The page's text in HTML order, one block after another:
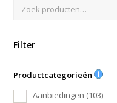
Filter
Productcategorieën
Aanbiedingen (103)